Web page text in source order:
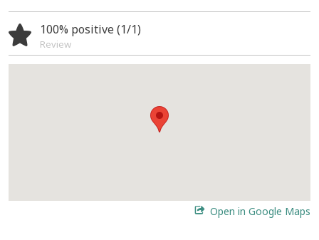
100% positive (1/1)
Review
Open in Google Maps